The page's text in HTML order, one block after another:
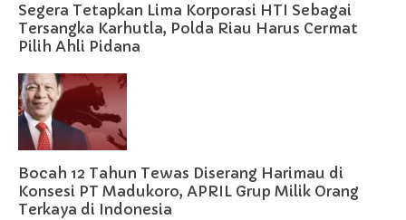
Segera Tetapkan Lima Korporasi HTI Sebagai
Tersangka Karhutla, Polda Riau Harus Cermat
Pilih Ahli Pidana
Bocah 12 Tahun Tewas Diserang Harimau di
Konsesi PT Madukoro, APRIL Grup Milik Orang
Terkaya di Indonesia